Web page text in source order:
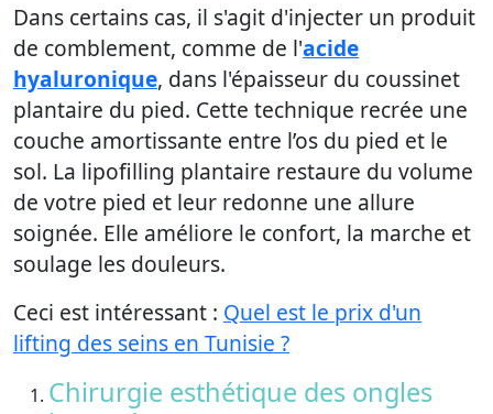
Dans certains cas, il s'agit d'injecter un produit
de comblement, comme de l'acide
hyaluronique, dans l'épaisseur du coussinet
plantaire du pied. Cette technique recrée une
couche amortissante entre l’os du pied et le
sol. La lipofilling plantaire restaure du volume
de votre pied et leur redonne une allure
soignée. Elle améliore le confort, la marche et
soulage les douleurs.
Ceci est intéressant : Quel est le prix d'un
lifting des seins en Tunisie ?
Chirurgie esthétique des ongles